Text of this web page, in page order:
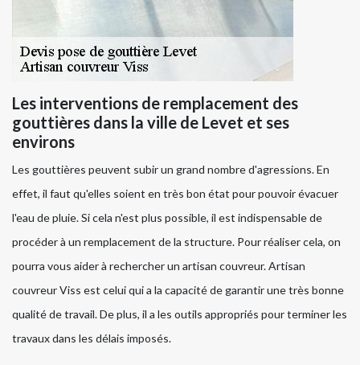
Les interventions de remplacement des
gouttières dans la ville de Levet et ses
environs
Les gouttières peuvent subir un grand nombre d'agressions. En
effet, il faut qu'elles soient en très bon état pour pouvoir évacuer
l'eau de pluie. Si cela n'est plus possible, il est indispensable de
procéder à un remplacement de la structure. Pour réaliser cela, on
pourra vous aider à rechercher un artisan couvreur. Artisan
couvreur Viss est celui qui a la capacité de garantir une très bonne
qualité de travail. De plus, il a les outils appropriés pour terminer les
travaux dans les délais imposés.